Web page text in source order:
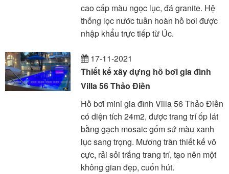
cao cấp màu ngọc lục, đá granite. Hệ
thống lọc nước tuần hoàn hồ bơi được
nhập khẩu trực tiếp từ Úc.
17-11-2021
Thiết kế xây dựng hồ bơi gia đình
Villa 56 Thảo Điền
Hồ bơi mini gia đình Villa 56 Thảo Điền
có diện tích 24m2, được trang trí ốp lát
bằng gạch mosaic gốm sứ màu xanh
lục sang trọng. Mương tràn thiết kế vô
cực, rải sỏi trắng trang trí, tạo nên một
không gian đẹp, cuốn hút.